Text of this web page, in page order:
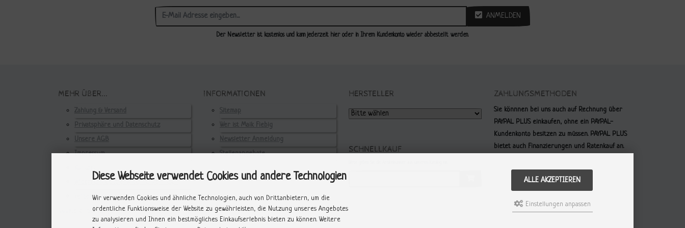
ANMELDEN
Der Newsletter ist kostenlos und kann jederzeit hier oder in Ihrem Kundenkonto wieder abbestellt werden.
MEHR ÜBER...
Zahlung & Versand
Privatsphäre und Datenschutz
Unsere AGB
Impressum
Widerrufsrecht & Widerrufsformular
Versandkosten
Cookie Einstellungen
INFORMATIONEN
Sitemap
Wer ist Maik Fiebig
Newsletter Anmeldung
Stellenangebote
HERSTELLER
SCHNELLKAUF
ZAHLUNGSMETHODEN
Sie könnnen bei uns auch auf Rechnung über
PAYPAL PLUS einkaufen, ohne ein PAYPAL-
Kundenkonto besitzen zu müssen. PAYPAL PLUS
bietet auch Finanzierungen und Ratenkauf an.
Diese Webseite verwendet Cookies und andere Technologien
Wir verwenden Cookies und ähnliche Technologien, auch von Drittanbietern, um die
ordentliche Funktionsweise der Website zu gewährleisten, die Nutzung unseres Angebotes
zu analysieren und Ihnen ein bestmögliches Einkaufserlebnis bieten zu können. Weitere
ALLE AKZEPTIEREN
Einstellungen anpassen